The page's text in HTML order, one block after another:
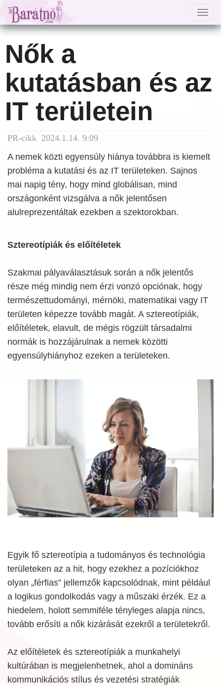
Nők a
kutatásban és az
IT területein
PR-cikk 2024.1.14. 9:09
A nemek közti egyensúly hiánya továbbra is kiemelt
probléma a kutatási és az IT területeken. Sajnos
mai napig tény, hogy mind globálisan, mind
országonként vizsgálva a nők jelentősen
alulreprezentáltak ezekben a szektorokban.
Sztereotípiák és előítéletek
Szakmai pályaválasztásuk során a nők jelentős
része még mindig nem érzi vonzó opciónak, hogy
természettudományi, mérnöki, matematikai vagy IT
területen képezze tovább magát. A sztereotípiák,
előítéletek, elavult, de mégis rögzült társadalmi
normák is hozzájárulnak a nemek közötti
egyensúlyhiányhoz ezeken a területeken.
Egyik fő sztereotípia a tudományos és technológia
területeken az a hit, hogy ezekhez a pozíciókhoz
olyan „férfias” jellemzők kapcsolódnak, mint például
a logikus gondolkodás vagy a műszaki érzék. Ez a
hiedelem, holott semmiféle tényleges alapja nincs,
tovább erősíti a nők kizárását ezekről a területekről.
Az előítéletek és sztereotípiák a munkahelyi
kultúrában is megjelenhetnek, ahol a domináns
kommunikációs stílus és vezetési stratégiák